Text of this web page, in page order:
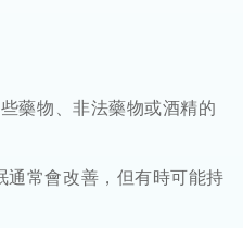
藥物、非法藥物或酒精的
通常會改善，但有時可能持